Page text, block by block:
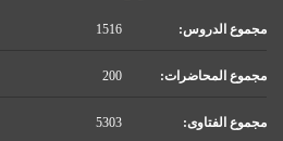
مجموع الدروس:
مجموع المحاضرات:
مجموع الفتاوى: